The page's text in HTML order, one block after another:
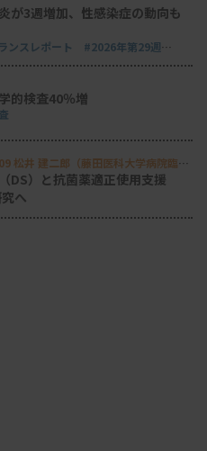
が3週増加、性感染症の動向も
ンスレポート #2026年第29週
的検査40％増
井 建二郎（藤田医科大学病院臨床
査室）
DS）と抗菌薬適正使用支援
へ